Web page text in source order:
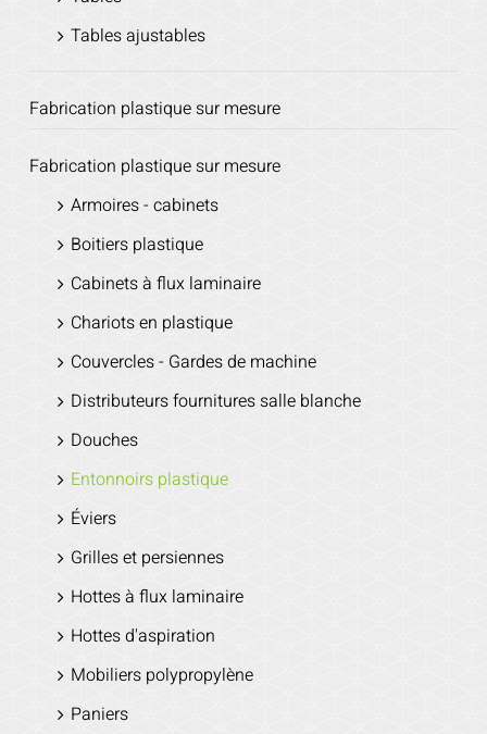
Tables ajustables
Fabrication plastique sur mesure
Fabrication plastique sur mesure
Armoires - cabinets
Boitiers plastique
Cabinets à flux laminaire
Chariots en plastique
Couvercles - Gardes de machine
Distributeurs fournitures salle blanche
Douches
Entonnoirs plastique
Éviers
Grilles et persiennes
Hottes à flux laminaire
Hottes d'aspiration
Mobiliers polypropylène
Paniers